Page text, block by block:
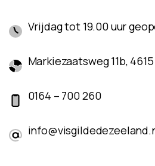
Vrijdag tot 19.00 uur
Markiezaatsweg 11b,
0164 – 700 260